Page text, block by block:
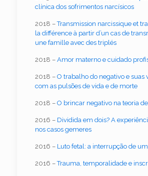
clínica dos sofrimentos narcísicos
2018 –Transmission narcissique et
la différence à partir d’un cas de
une famille avec des triplés
2018 – Amor materno e cuidado
2018 – O trabalho do negativo e suas
com as pulsões de vida e de morte
2018 – O brincar negativo na teoria
2016 – Dividida em dois? A
nos casos gemeres
2016 – Luto fetal: a interrupção de
2016 –Trauma, temporalidade e